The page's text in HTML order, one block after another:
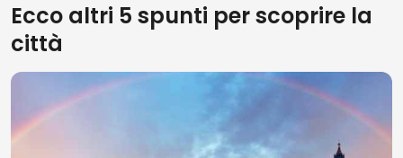
Ecco altri 5 spunti per scoprire la
città